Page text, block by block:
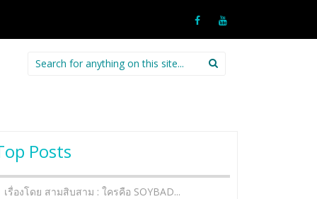
Search
for:
Posts
เรื่องโดย สามสิบสาม : ใครคือ SOYBAD...